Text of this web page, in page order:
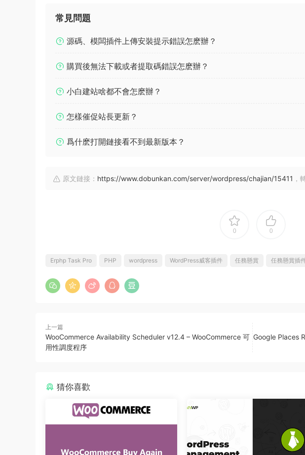
常見問題
源碼、模闆插件上傳安裝提示錯誤怎麽辦？
購買後無法下載或者提取碼錯誤怎麽辦？
小白建站啥都不會怎麽辦？
怎樣催促站長更新？
爲什麽打開鏈接看不到最新版本？
原文鏈接： https://www.dobunkan.com/server/wordpress/chajian/15411 ，
0 0
Erphp Task Pro PHP wordpress WordPress威客插件 任務懸賞 任務懸賞插
上一篇
WooCommerce Availability Scheduler v12.4 – WooCommerce 可
用性調度程序
Google Places
猜你喜歡